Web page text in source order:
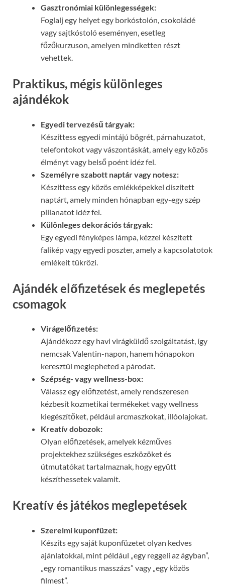
Gasztronómiai különlegességek:
Foglalj egy helyet egy borkóstolón, csokoládé
vagy sajtkóstoló eseményen, esetleg
főzőkurzuson, amelyen mindketten részt
vehettek.
Praktikus, mégis különleges
ajándékok
Egyedi tervezésű tárgyak:
Készíttess egyedi mintájú bögrét, párnahuzatot,
telefontokot vagy vászontáskát, amely egy közös
élményt vagy belső poént idéz fel.
Személyre szabott naptár vagy notesz:
Készíttess egy közös emlékképekkel díszített
naptárt, amely minden hónapban egy-egy szép
pillanatot idéz fel.
Különleges dekorációs tárgyak:
Egy egyedi fényképes lámpa, kézzel készített
falikép vagy egyedi poszter, amely a kapcsolatotok
emlékeit tükrözi.
Ajándék előfizetések és meglepetés
csomagok
Virágelőfizetés:
Ajándékozz egy havi virágküldő szolgáltatást, így
nemcsak Valentin-napon, hanem hónapokon
keresztül meglepheted a párodat.
Szépség- vagy wellness-box:
Válassz egy előfizetést, amely rendszeresen
kézbesít kozmetikai termékeket vagy wellness
kiegészítőket, például arcmaszkokat, illóolajokat.
Kreatív dobozok:
Olyan előfizetések, amelyek kézműves
projektekhez szükséges eszközöket és
útmutatókat tartalmaznak, hogy együtt
készíthessetek valamit.
Kreatív és játékos meglepetések
Szerelmi kuponfüzet:
Készíts egy saját kuponfüzetet olyan kedves
ajánlatokkal, mint például „egy reggeli az ágyban”,
„egy romantikus masszázs” vagy „egy közös
filmest”.